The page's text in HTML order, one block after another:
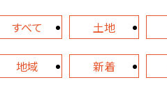
すべて 土地
地域 新着